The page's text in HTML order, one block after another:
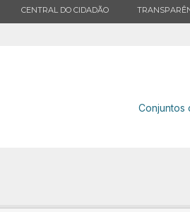
ESTADO
CENTRAL DO CIDADÃO ESTADO
Conjuntos